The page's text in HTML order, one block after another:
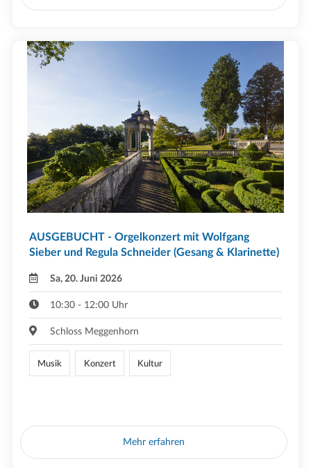
AUSGEBUCHT - Orgelkonzert mit Wolfgang
Sieber und Regula Schneider (Gesang & Klarinette)
Sa, 20. Juni 2026
10:30 - 12:00 Uhr
Schloss Meggenhorn
Musik Konzert Kultur
Mehr erfahren